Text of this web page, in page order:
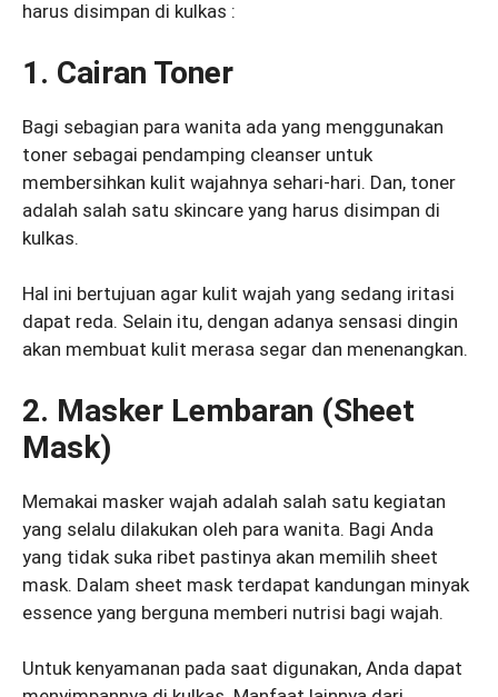
harus disimpan di kulkas :
1. Cairan Toner
Bagi sebagian para wanita ada yang menggunakan
toner sebagai pendamping cleanser untuk
membersihkan kulit wajahnya sehari-hari. Dan, toner
adalah salah satu skincare yang harus disimpan di
kulkas.
Hal ini bertujuan agar kulit wajah yang sedang iritasi
dapat reda. Selain itu, dengan adanya sensasi dingin
akan membuat kulit merasa segar dan menenangkan.
2. Masker Lembaran (Sheet
Mask)
Memakai masker wajah adalah salah satu kegiatan
yang selalu dilakukan oleh para wanita. Bagi Anda
yang tidak suka ribet pastinya akan memilih sheet
mask. Dalam sheet mask terdapat kandungan minyak
essence yang berguna memberi nutrisi bagi wajah.
Untuk kenyamanan pada saat digunakan, Anda dapat